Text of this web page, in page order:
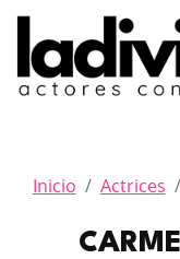
Inicio Actrices